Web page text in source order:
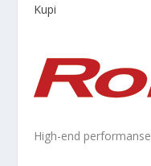
Kupi
High-end